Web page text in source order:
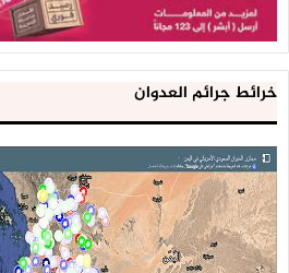
خرائط جرائم العدوان